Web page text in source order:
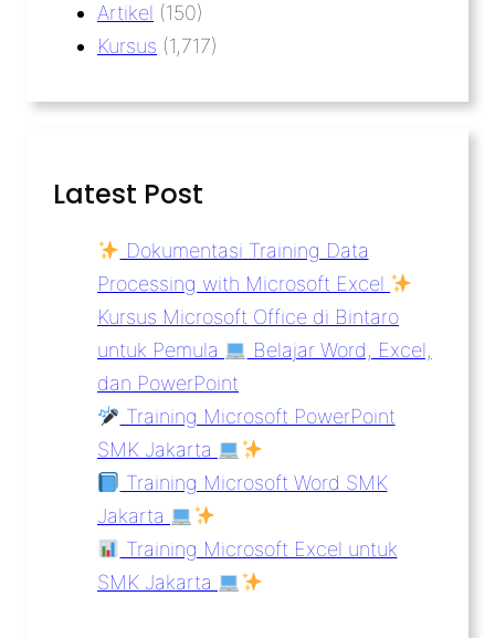
Artikel (150)
Kursus (1,717)
Latest Post
Dokumentasi Training Data
Processing with Microsoft Excel
Kursus Microsoft Office di Bintaro
untuk Pemula
Belajar Word, Excel,
dan PowerPoint
Training Microsoft PowerPoint
SMK Jakarta
Training Microsoft Word SMK
Jakarta
Training Microsoft Excel untuk
SMK Jakarta